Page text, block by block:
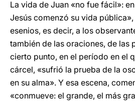
La vida de Juan «no fue fácil»:
Jesús comenzó su vida
esenios, es decir, a los
también de las oraciones, de las
cierto punto, en el período en el
cárcel, «sufrió la prueba de la
en su alma». Y esa escena,
«conmueve: el grande, el más